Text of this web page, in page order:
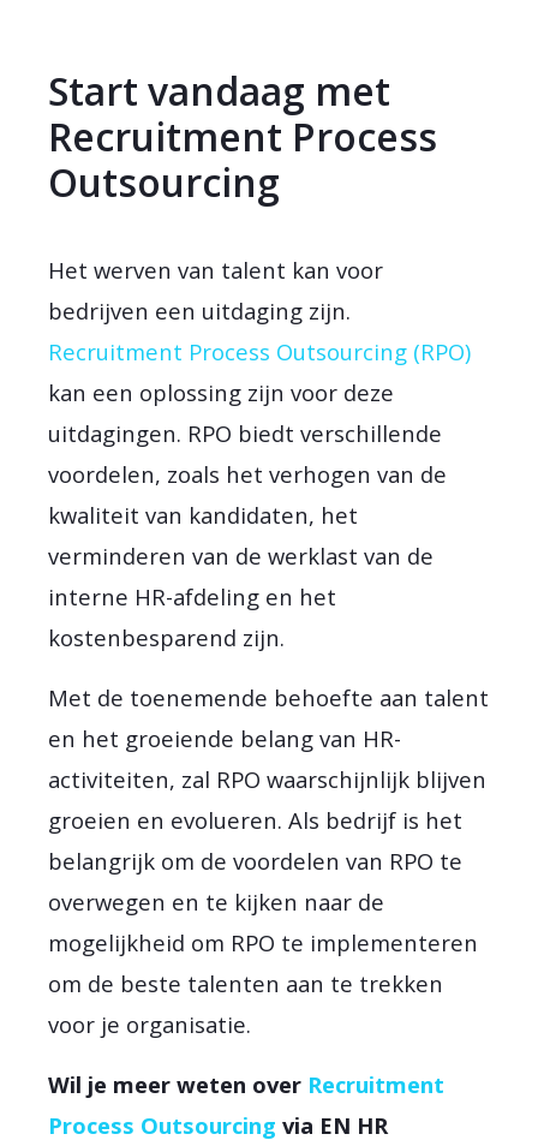
Start vandaag met
Recruitment Process
Outsourcing
Het werven van talent kan voor
bedrijven een uitdaging zijn.
Recruitment Process Outsourcing (RPO)
kan een oplossing zijn voor deze
uitdagingen. RPO biedt verschillende
voordelen, zoals het verhogen van de
kwaliteit van kandidaten, het
verminderen van de werklast van de
interne HR-afdeling en het
kostenbesparend zijn.
Met de toenemende behoefte aan talent
en het groeiende belang van HR-
activiteiten, zal RPO waarschijnlijk blijven
groeien en evolueren. Als bedrijf is het
belangrijk om de voordelen van RPO te
overwegen en te kijken naar de
mogelijkheid om RPO te implementeren
om de beste talenten aan te trekken
voor je organisatie.
Wil je meer weten over Recruitment
Process Outsourcing via EN HR